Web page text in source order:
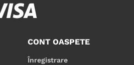
CONT OASPETE
Înregistrare